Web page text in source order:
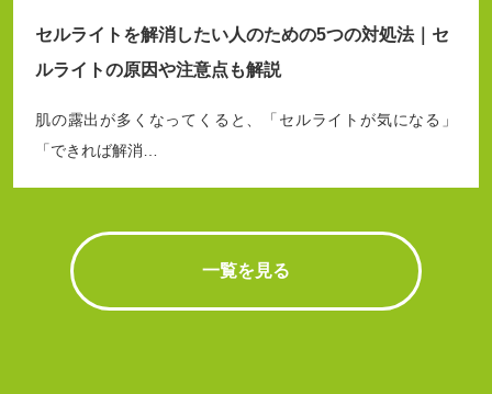
セルライトを解消したい人のための5つの対処法｜セ
ルライトの原因や注意点も解説
肌の露出が多くなってくると、「セルライトが気になる」
「できれば解消…
一覧を見る